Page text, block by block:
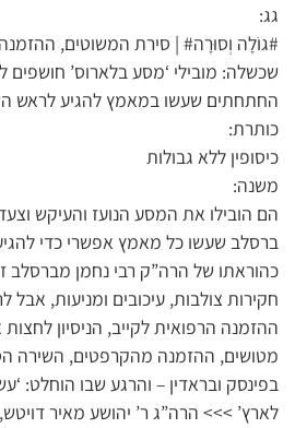
גג:
#גוֹלָה וְסוּרָה# | סירת המשוטים,
שכשלה: מובילי ‘מסע בלארוס’
החתחתים שעשו במאמץ להגיע לראש
כותרת:
כיסופין ללא גבולות
משנה:
הם הובילו את המסע הנועז והעיקש
ברסלב שעשו כל מאמץ אפשרי כדי
כהוראתו של הרה”ק רבי נחמן מברסלב
חקירות צולבות, עיכובים ומניעות, אבל
ההזמנה הרפואית לקייב, הניסיון
מטושים, ההזמנה מהקרפטים, השירה
בפינסק ובראדין – והרגע שבו הוחלט:
לארץ’ >>> הרה”ג ר’ יהושע מאיר